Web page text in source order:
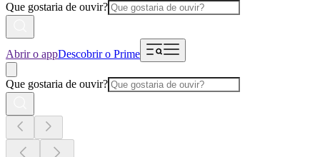
Que gostaria de ouvir?
Abrir o appDescobrir o Prime
Que gostaria de ouvir?